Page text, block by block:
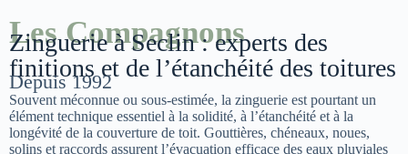
Les Compagnons
Zinguerie à Seclin : experts des
finitions et de l’étanchéité des toitures
Depuis 1992
Souvent méconnue ou sous-estimée, la zinguerie est pourtant un
élément technique essentiel à la solidité, à l’étanchéité et à la
longévité de la couverture de toit. Gouttières, chéneaux, noues,
solins et raccords assurent l’évacuation efficace des eaux pluviales